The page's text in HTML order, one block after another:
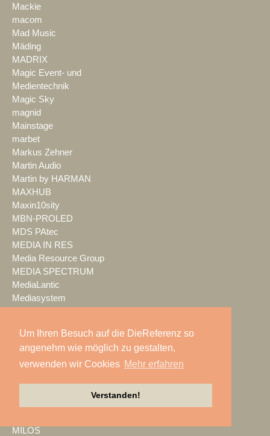
Um Ihren Besuch auf die DieReferenz so
angenehm wie möglich zu gestalten,
verwenden wir Cookies Mehr erfahren
Verstanden!
Mackie
macom
Mad Music
Mäding
MADRIX
Magic Event- und
Medientechnik
Magic Sky
magnid
Mainstage
marbet
Markus Zehner
Martin Audio
Martin by HARMAN
MAXHUB
Maxin10sity
MBN-PROLED
MDS PAtec
MEDIA IN RES
Media Resource Group
MEDIA SPECTRUM
MediaLantic
Mediasystem
Mega Audio
Megaforce
MEGATECH
MILOS